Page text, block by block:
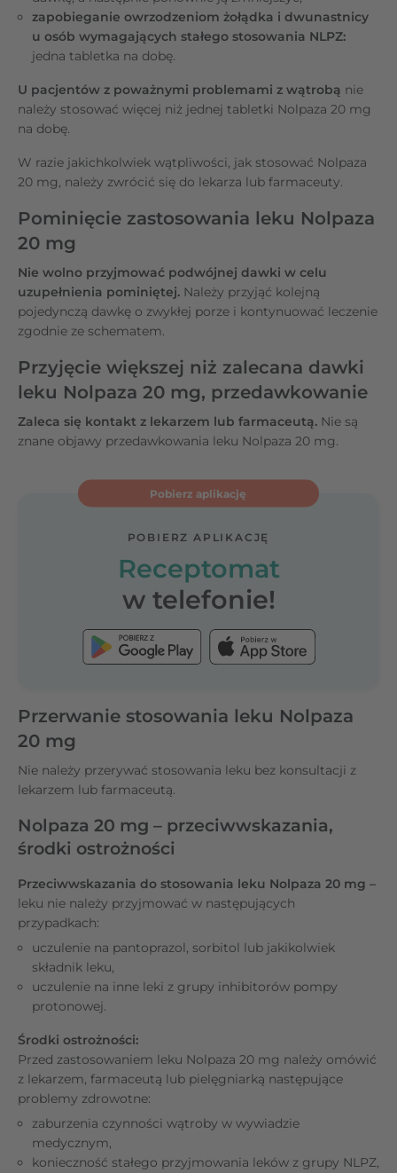
zapobieganie owrzodzeniom żołądka i dwunastnicy
u osób wymagających stałego stosowania NLPZ:
jedna tabletka na dobę.
U pacjentów z poważnymi problemami z wątrobą nie
należy stosować więcej niż jednej tabletki Nolpaza 20 mg
na dobę.
W razie jakichkolwiek wątpliwości, jak stosować Nolpaza
20 mg, należy zwrócić się do lekarza lub farmaceuty.
Pominięcie zastosowania leku Nolpaza
20 mg
Nie wolno przyjmować podwójnej dawki w celu
uzupełnienia pominiętej. Należy przyjąć kolejną
pojedynczą dawkę o zwykłej porze i kontynuować leczenie
zgodnie ze schematem.
Przyjęcie większej niż zalecana dawki
leku Nolpaza 20 mg, przedawkowanie
Zaleca się kontakt z lekarzem lub farmaceutą. Nie są
znane objawy przedawkowania leku Nolpaza 20 mg.
Pobierz aplikację
POBIERZ APLIKACJĘ
Receptomat
w telefonie!
Przerwanie stosowania leku Nolpaza
20 mg
Nie należy przerywać stosowania leku bez konsultacji z
lekarzem lub farmaceutą.
Nolpaza 20 mg – przeciwwskazania,
środki ostrożności
Przeciwwskazania do stosowania leku Nolpaza 20 mg –
leku nie należy przyjmować w następujących
przypadkach:
uczulenie na pantoprazol, sorbitol lub jakikolwiek
składnik leku,
uczulenie na inne leki z grupy inhibitorów pompy
protonowej.
Środki ostrożności:
Przed zastosowaniem leku Nolpaza 20 mg należy omówić
z lekarzem, farmaceutą lub pielęgniarką następujące
problemy zdrowotne:
zaburzenia czynności wątroby w wywiadzie
medycznym,
konieczność stałego przyjmowania leków z grupy NLPZ,